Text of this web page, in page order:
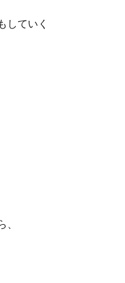
していく